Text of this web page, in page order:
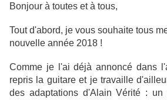
Bonjour à toutes et à tous,
Tout d'abord, je vous souhaite tous
nouvelle année 2018 !
Comme je l'ai déjà annoncé dans
repris la guitare et je travaille
des adaptations d'Alain Vérité : un